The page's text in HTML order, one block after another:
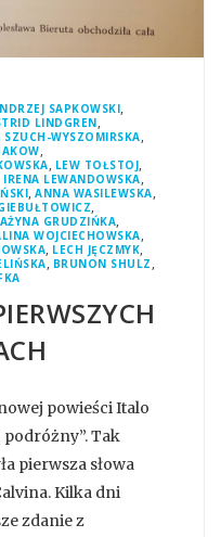
SAPKOWSKI,
LINDGREN,
SZUCH-WYSZOMIRSKA,
,
, LEW TOŁSTOJ,
IRENA LEWANDOWSKA,
,ANNA WASILEWSKA,
,
GRUDZIŃKA,
WOJCIECHOWSKA,
, LECH JĘCZMYK,
, BRUNON SHULZ ,
powieści Italo
podróżny”. Tak
pierwsza słowa
Kilka dni
zdanie z